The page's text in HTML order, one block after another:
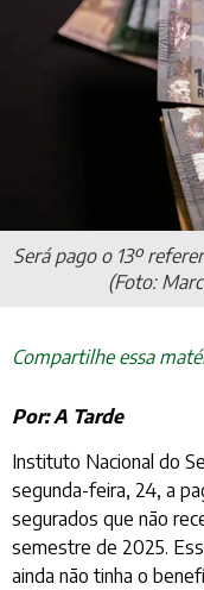
Será pago o 13º
(Foto:
Compartilhe essa
Por: A Tarde
Instituto Nacional do
segunda-feira, 24, a
segurados que não
semestre de 2025.
ainda não tinha o